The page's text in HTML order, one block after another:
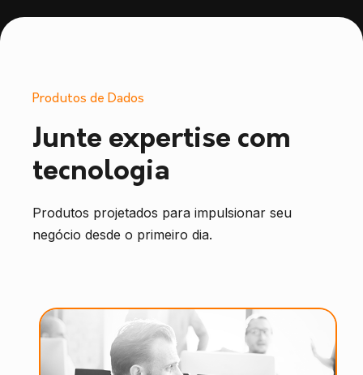
Produtos de Dados
Junte expertise com
tecnologia
Produtos projetados para impulsionar seu
negócio desde o primeiro dia.